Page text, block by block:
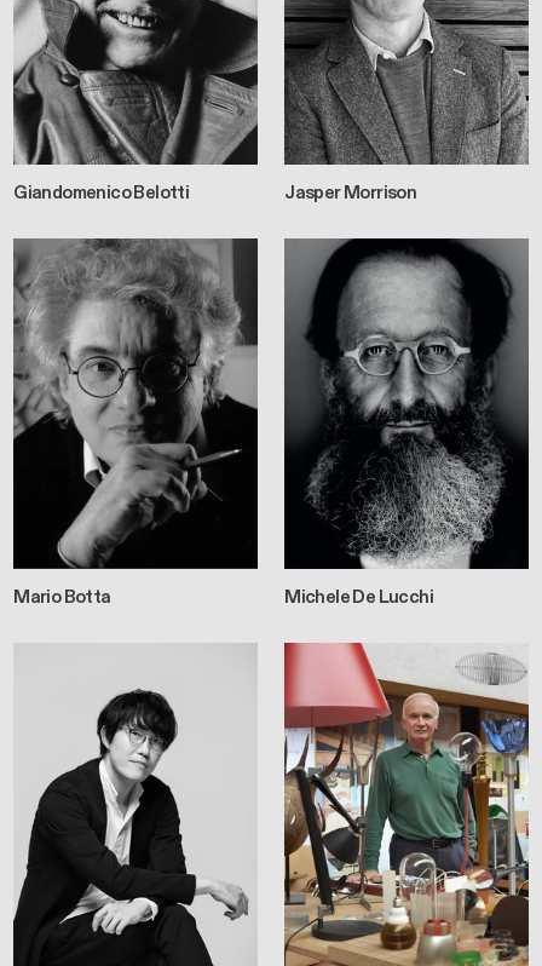
Giandomenico Belotti Jasper Morrison
Mario Botta Michele De Lucchi